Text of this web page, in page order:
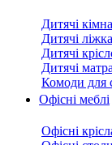
Дитячі
Дитячі ліжка
Дитячі
Дитячі
Комоди для
Офісні меблі
Офісні